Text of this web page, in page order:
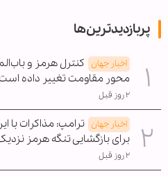
پربازدیدترین‌ها
اخبار جهان کنترل هرمز و
محور مقاومت تغییر داده است
۲ روز قبل
اخبار جهان ترامپ: مذاکرات با
برای بازگشایی تنگه هرمز
۲ روز قبل